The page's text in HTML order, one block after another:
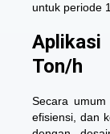
untuk periode
Ton/h
Secara
efisiensi, dan